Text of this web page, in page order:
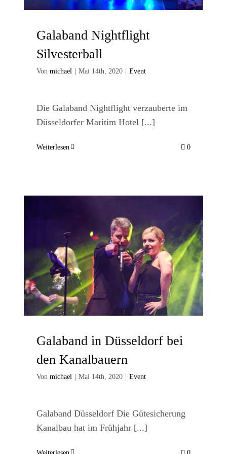
Galaband Nightflight
Silvesterball
Von michael Mai 14th, 2020 Event
Die Galaband Nightflight verzauberte im
Düsseldorfer Maritim Hotel [...]
Weiterlesen 0
Galaband in Düsseldorf bei
den Kanalbauern
Von michael | Mai 14th, 2020 | Event
Galaband Düsseldorf Die Gütesicherung
Kanalbau hat im Frühjahr [...]